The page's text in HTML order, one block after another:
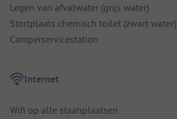
Legen van afvalwater (grijs water)
Stortplaats chemisch toilet (zwart water)
Camperservicestation
Internet
Wifi op alle staanplaatsen